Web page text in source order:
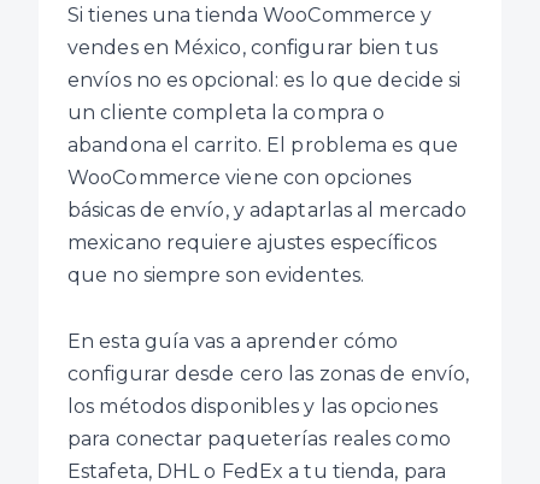
Si tienes una tienda WooCommerce y
vendes en México, configurar bien tus
envíos no es opcional: es lo que decide si
un cliente completa la compra o
abandona el carrito. El problema es que
WooCommerce viene con opciones
básicas de envío, y adaptarlas al mercado
mexicano requiere ajustes específicos
que no siempre son evidentes.
En esta guía vas a aprender cómo
configurar desde cero las zonas de envío,
los métodos disponibles y las opciones
para conectar paqueterías reales como
Estafeta, DHL o FedEx a tu tienda, para